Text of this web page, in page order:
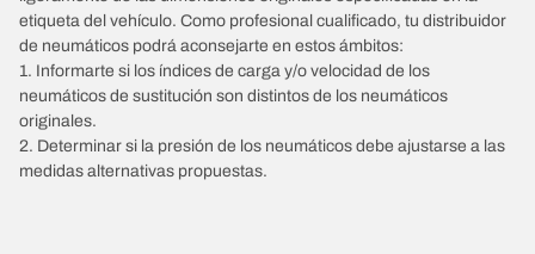
etiqueta del vehículo. Como profesional cualificado, tu distribuidor
de neumáticos podrá aconsejarte en estos ámbitos:
1. Informarte si los índices de carga y/o velocidad de los
neumáticos de sustitución son distintos de los neumáticos
originales.
2. Determinar si la presión de los neumáticos debe ajustarse a las
medidas alternativas propuestas.